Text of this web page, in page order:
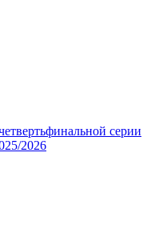
серии
2026